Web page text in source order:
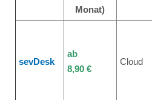
Monat)
sevDesk
ab
8,90 €
Cloud